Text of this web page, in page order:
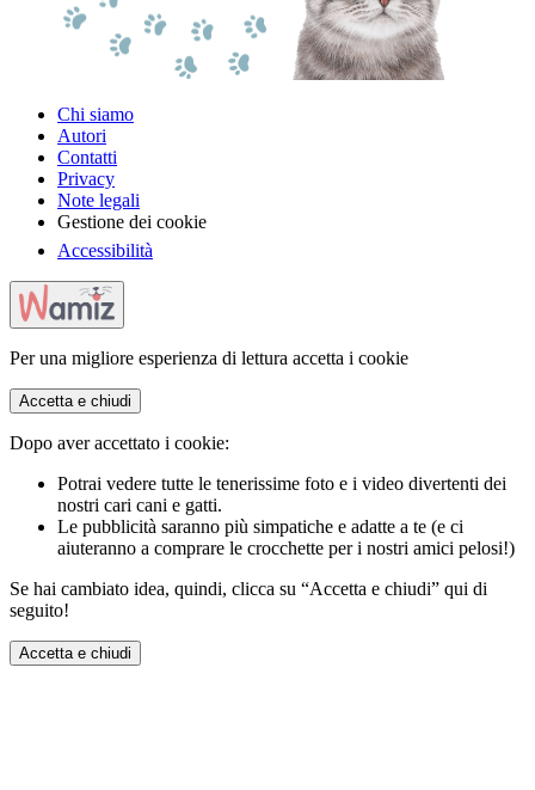
Chi siamo
Autori
Contatti
Privacy
Note legali
Gestione dei cookie
Accessibilità
Per una migliore esperienza di lettura accetta i cookie
Accetta e chiudi
Dopo aver accettato i cookie:
Potrai vedere tutte le tenerissime foto e i video divertenti dei
nostri cari cani e gatti.
Le pubblicità saranno più simpatiche e adatte a te (e ci
aiuteranno a comprare le crocchette per i nostri amici pelosi!)
Se hai cambiato idea, quindi, clicca su “Accetta e chiudi” qui di
seguito!
Accetta e chiudi